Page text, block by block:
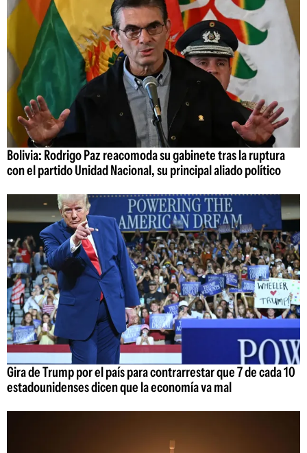
Bolivia: Rodrigo Paz reacomoda su gabinete tras la ruptura
con el partido Unidad Nacional, su principal aliado político
Gira de Trump por el país para contrarrestar que 7 de cada 10
estadounidenses dicen que la economía va mal